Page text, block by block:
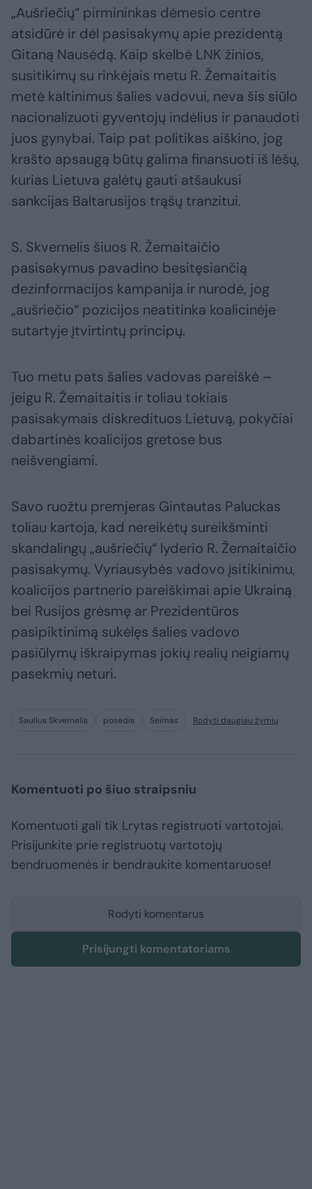
„Aušriečių“ pirmininkas dėmesio centre
atsidūrė ir dėl pasisakymų apie prezidentą
Gitaną Nausėdą. Kaip skelbė LNK žinios,
susitikimų su rinkėjais metu R. Žemaitaitis
metė kaltinimus šalies vadovui, neva šis siūlo
nacionalizuoti gyventojų indėlius ir panaudoti
juos gynybai. Taip pat politikas aiškino, jog
krašto apsaugą būtų galima finansuoti iš lėšų,
kurias Lietuva galėtų gauti atšaukusi
sankcijas Baltarusijos trąšų tranzitui.
S. Skvernelis šiuos R. Žemaitaičio
pasisakymus pavadino besitęsiančią
dezinformacijos kampanija ir nurodė, jog
„aušriečio“ pozicijos neatitinka koalicinėje
sutartyje įtvirtintų principų.
Tuo metu pats šalies vadovas pareiškė –
jeigu R. Žemaitaitis ir toliau tokiais
pasisakymais diskredituos Lietuvą, pokyčiai
dabartinės koalicijos gretose bus
neišvengiami.
Savo ruožtu premjeras Gintautas Paluckas
toliau kartoja, kad nereikėtų sureikšminti
skandalingų „aušriečių“ lyderio R. Žemaitaičio
pasisakymų. Vyriausybės vadovo įsitikinimu,
koalicijos partnerio pareiškimai apie Ukrainą
bei Rusijos grėsmę ar Prezidentūros
pasipiktinimą sukėlęs šalies vadovo
pasiūlymų iškraipymas jokių realių neigiamų
pasekmių neturi.
Saulius Skvernelis posėdis Seimas Rodyti daugiau žymių
Komentuoti po šiuo straipsniu
Komentuoti gali tik Lrytas registruoti vartotojai.
Prisijunkite prie registruotų vartotojų
bendruomenės ir bendraukite komentaruose!
Rodyti komentarus
Prisijungti komentatoriams